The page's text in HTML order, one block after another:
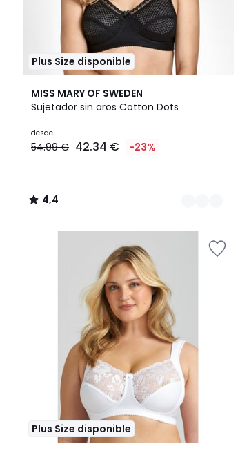
Plus Size disponible
MISS MARY OF SWEDEN
Sujetador sin aros Cotton Dots
desde
54.99 € 42.34 € -23%
4,4
/ 5
3
Colores
4,4
/
Plus Size disponible